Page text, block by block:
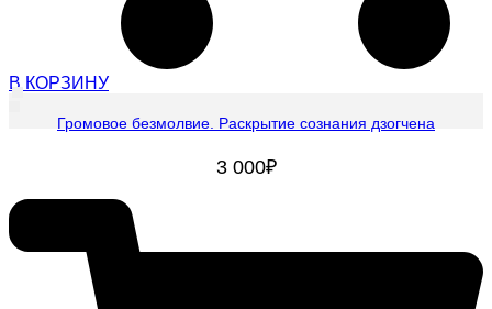
В КОРЗИНУ
Громовое безмолвие. Раскрытие сознания дзогчена
3 000₽